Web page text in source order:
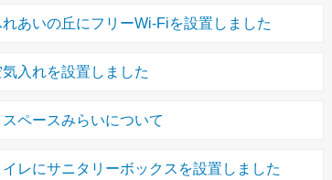
あいの丘にフリーWi-Fiを設置しました
入れを設置しました
ペースみらいについて
レにサニタリーボックスを設置しました